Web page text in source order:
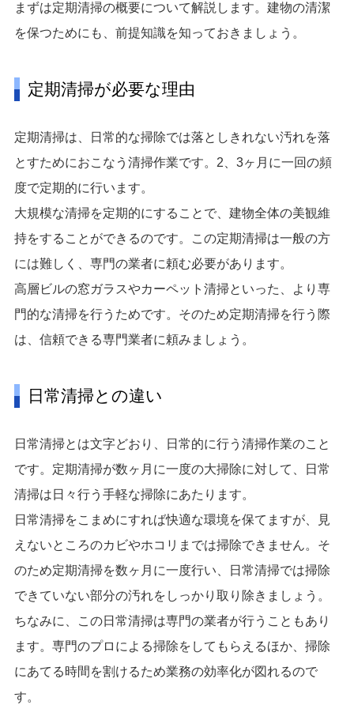
まずは定期清掃の概要について解説します。建物の清潔
を保つためにも、前提知識を知っておきましょう。
定期清掃が必要な理由
定期清掃は、日常的な掃除では落としきれない汚れを落
とすためにおこなう清掃作業です。2、3ヶ月に一回の頻
度で定期的に行います。
大規模な清掃を定期的にすることで、建物全体の美観維
持をすることができるのです。この定期清掃は一般の方
には難しく、専門の業者に頼む必要があります。
高層ビルの窓ガラスやカーペット清掃といった、より専
門的な清掃を行うためです。そのため定期清掃を行う際
は、信頼できる専門業者に頼みましょう。
日常清掃との違い
日常清掃とは文字どおり、日常的に行う清掃作業のこと
です。定期清掃が数ヶ月に一度の大掃除に対して、日常
清掃は日々行う手軽な掃除にあたります。
日常清掃をこまめにすれば快適な環境を保てますが、見
えないところのカビやホコリまでは掃除できません。そ
のため定期清掃を数ヶ月に一度行い、日常清掃では掃除
できていない部分の汚れをしっかり取り除きましょう。
ちなみに、この日常清掃は専門の業者が行うこともあり
ます。専門のプロによる掃除をしてもらえるほか、掃除
にあてる時間を割けるため業務の効率化が図れるので
す。